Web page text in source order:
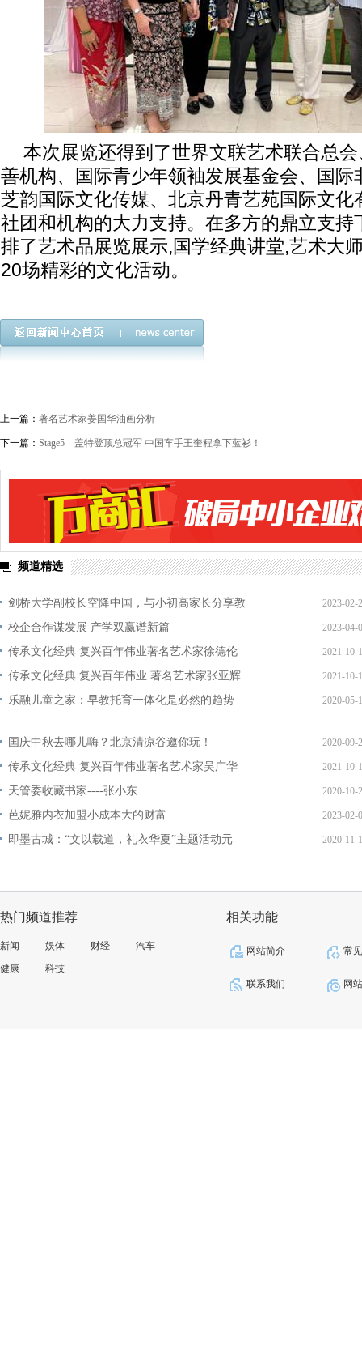
本次展览还得到了世界文联艺术联合总
善机构、国际青少年领袖发展基金会、国际
芝韵国际文化传媒、北京丹青艺苑国际文化
社团和机构的大力支持。在多方的鼎立支持
排了艺术品展览展示,国学经典讲堂,艺术大
20场精彩的文化活动。
上一篇： 著名艺术家姜国华油画分析
下一篇： Stage5︱盖特登顶总冠军 中国车手王奎程拿下蓝衫！
频道精选
剑桥大学副校长空降中国，与小初高家长分享教 2023-02-
校企合作谋发展 产学双赢谱新篇 2023-04-
传承文化经典 复兴百年伟业著名艺术家徐德伦 2021-10-
传承文化经典 复兴百年伟业 著名艺术家张亚辉 2021-10-
乐融儿童之家：早教托育一体化是必然的趋势 2020-05-
国庆中秋去哪儿嗨？北京清凉谷邀你玩！ 2020-09-
传承文化经典 复兴百年伟业著名艺术家吴广华 2021-10-
天管委收藏书家----张小东 2020-10-
芭妮雅内衣加盟小成本大的财富 2023-02-
即墨古城：“文以载道，礼衣华夏”主题活动元 2020-11-
热门频道推荐
新闻 娱体 财经
汽车
健康
科技
相关功能
网站简介 常
联系我们 网